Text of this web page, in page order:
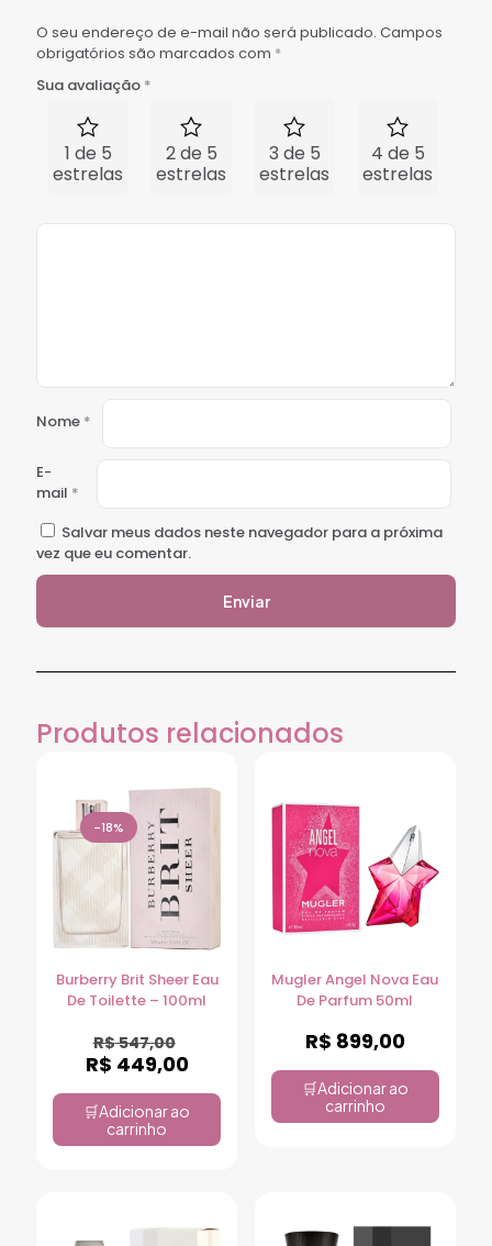
O seu endereço de e-mail não será publicado. Campos
obrigatórios são marcados com *
Sua avaliação *
1 de 5
estrelas
2 de 5
estrelas
3 de 5
estrelas
4 de 5
estrelas
Nome *
E-
mail *
Salvar meus dados neste navegador para a próxima
vez que eu comentar.
Produtos relacionados
-18%
Burberry Brit Sheer Eau
De Toilette – 100ml
R$547,00
R$ 449,00
Adicionar ao
carrinho
Mugler Angel Nova Eau
De Parfum 50ml
R$ 899,00
Adicionar ao
carrinho